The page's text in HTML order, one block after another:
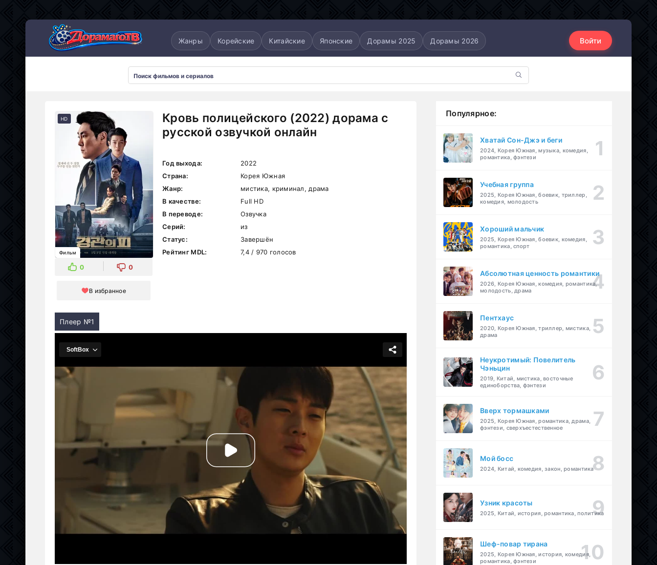
Жанры Корейские Китайские Японские Дорамы 2025 Дорамы 2026 Войти
HD
Фильм
0 0
В избранное
Кровь полицейского (2022) дорама с
русской озвучкой онлайн
Год выхода:
2022
Страна:
Корея Южная
Жанр:
мистика, криминал, драма
В качестве:
Full HD
В переводе:
Озвучка
Серий:
из
Статус:
Завершён
Рейтинг MDL:
7,4 / 970 голосов
Плеер №1
Популярное:
Хватай Сон-Джэ и беги
2024, Корея Южная, музыка, комедия,
романтика, фэнтези
Учебная группа
2025, Корея Южная, боевик, триллер,
комедия, молодость
Хороший мальчик
2025, Корея Южная, боевик, комедия,
романтика, спорт
Абсолютная ценность романтики
2026, Корея Южная, комедия, романтика,
молодость, драма
Пентхаус
2020, Корея Южная, триллер, мистика,
драма
Неукротимый: Повелитель
Чэньцин
2019, Китай, мистика, восточные
единоборства, фэнтези
Вверх тормашками
2025, Корея Южная, романтика, драма,
фэнтези, сверхъестественное
Мой босс
2024, Китай, комедия, закон, романтика
Узник красоты
2025, Китай, история, романтика, политика
Шеф-повар тирана
2025, Корея Южная, история, комедия,
романтика, фэнтези
Дорамы 2025 Дорамы 2026